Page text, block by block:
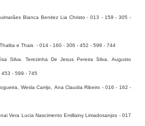
Bianca Benitez Lia Christo - 013 - 159 - 305 -
e Thais - 014 - 160 - 306 - 452 - 598 - 744
Silva. Terezinha De Jesus Pereira Silva. Augusto
- 599 - 745
Wesla Carrijo, Ana Claudia Ribeiro - 016 - 162 -
Vera Lucia Nascimento Emillainy Limadosanjos - 017